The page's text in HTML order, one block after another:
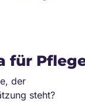
für
der
steht?